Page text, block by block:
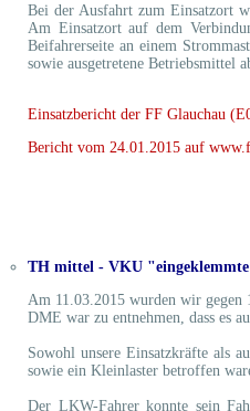
Bei der Ausfahrt zum Einsatzort
Am Einsatzort auf dem
Beifahrerseite an einem
sowie ausgetretene Betriebsmittel
Einsatzbericht der FF Glauchau
Bericht vom 24.01.2015 auf
TH mittel - VKU "eingeklemmte
Am 11.03.2015 wurden wir
DME war zu entnehmen, dass es
Sowohl unsere Einsatzkräfte als
sowie ein Kleinlaster betroffen
Der LKW-Fahrer konnte sein